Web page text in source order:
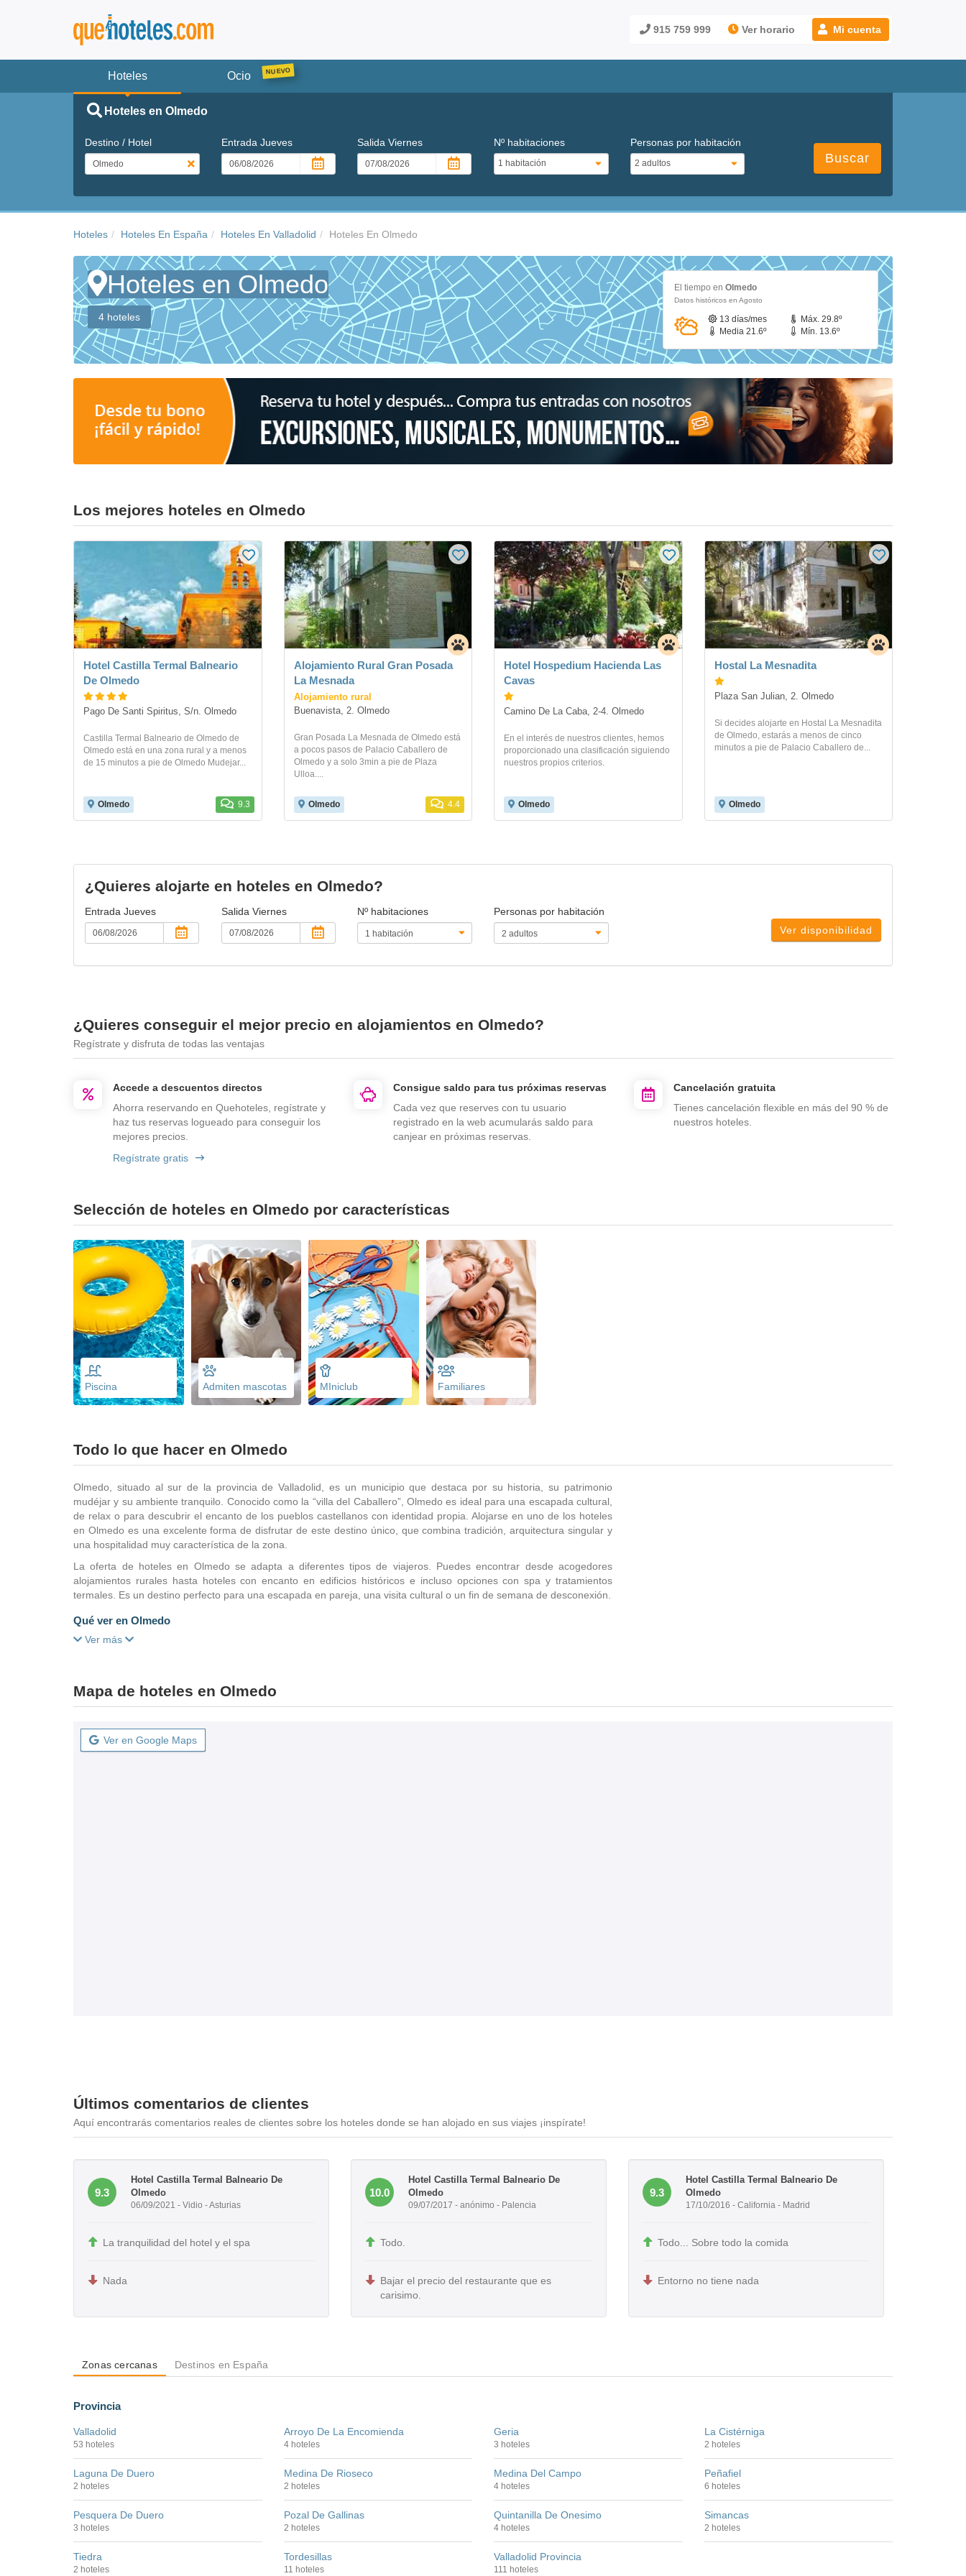
915 759 999 Ver horario Mi cuenta
Hoteles Ocio
Hoteles en Olmedo
Destino / Hotel Entrada Jueves SalidaViernes Nº habitaciones Personas por habitación
Buscar
Hoteles Hoteles En España Hoteles En Valladolid Hoteles En Olmedo
Hoteles en Olmedo
4 hoteles
El tiempo en Olmedo
Datos históricos en Agosto
13 días/mes
Máx. 29.8º
Media 21.6º
Mín. 13.6º
Los mejores hoteles en Olmedo
Hotel Castilla Termal Balneario
De Olmedo
Pago De Santi Spiritus, S/n. Olmedo
Castilla Termal Balneario de Olmedo de
Olmedo está en una zona rural y a menos
de 15 minutos a pie de Olmedo Mudejar...
Olmedo 9.3
Alojamiento Rural Gran Posada
La Mesnada
Alojamiento rural
Buenavista, 2. Olmedo
Gran Posada La Mesnada de Olmedo está
a pocos pasos de Palacio Caballero de
Olmedo y a solo 3min a pie de Plaza
Ulloa....
Olmedo 4.4
Hotel Hospedium Hacienda Las
Cavas
Camino De La Caba, 2-4. Olmedo
En el interés de nuestros clientes, hemos
proporcionado una clasificación siguiendo
nuestros propios criterios.
Olmedo
Hostal La Mesnadita
Plaza San Julian, 2. Olmedo
Si decides alojarte en Hostal La Mesnadita
de Olmedo, estarás a menos de cinco
minutos a pie de Palacio Caballero de...
Olmedo
¿Quieres alojarte en hoteles en Olmedo?
Entrada Jueves Salida Viernes Nº habitaciones
Personas por habitación
Ver disponibilidad
¿Quieres conseguir el mejor precio en alojamientos en Olmedo?
Regístrate y disfruta de todas las ventajas
Accede a descuentos directos
Ahorra reservando en Quehoteles, regístrate y
haz tus reservas logueado para conseguir los
mejores precios.
Regístrate gratis
Consigue saldo para tus próximas reservas
Cada vez que reserves con tu usuario
registrado en la web acumularás saldo para
canjear en próximas reservas.
Cancelación gratuita
Tienes cancelación flexible en más del 90 % de
nuestros hoteles.
Selección de hoteles en Olmedo por características
Piscina Admiten mascotas MIniclub Familiares
Todo lo que hacer en Olmedo
Olmedo, situado al sur de la provincia de Valladolid, es un municipio que destaca por su historia, su patrimonio
mudéjar y su ambiente tranquilo. Conocido como la “villa del Caballero”, Olmedo es ideal para una escapada cultural,
de relax o para descubrir el encanto de los pueblos castellanos con identidad propia. Alojarse en uno de los hoteles
en Olmedo es una excelente forma de disfrutar de este destino único, que combina tradición, arquitectura singular y
una hospitalidad muy característica de la zona.
La oferta de hoteles en Olmedo se adapta a diferentes tipos de viajeros. Puedes encontrar desde acogedores
alojamientos rurales hasta hoteles con encanto en edificios históricos e incluso opciones con spa y tratamientos
termales. Es un destino perfecto para una escapada en pareja, una visita cultural o un fin de semana de desconexión.
Qué ver en Olmedo
Ver más
Mapa de hoteles en Olmedo
Ver en Google Maps
Últimos comentarios de clientes
Aquí encontrarás comentarios reales de clientes sobre los hoteles donde se han alojado en sus viajes ¡inspírate!
9.3
Hotel Castilla Termal Balneario De
Olmedo
06/09/2021 - Vidio - Asturias
La tranquilidad del hotel y el spa
Nada
10.0
Hotel Castilla Termal Balneario De
Olmedo
09/07/2017 - anónimo - Palencia
Todo.
Bajar el precio del restaurante que es
carisimo.
9.3
Hotel Castilla Termal Balneario De
Olmedo
17/10/2016 - California - Madrid
Todo... Sobre todo la comida
Entorno no tiene nada
Zonas cercanas Destinos en España
Provincia
Valladolid
53 hoteles
Arroyo De La Encomienda
4 hoteles
Geria
3 hoteles
La Cistérniga
2 hoteles
Laguna De Duero
2 hoteles
Medina De Rioseco
2 hoteles
Medina Del Campo
4 hoteles
Peñafiel
6 hoteles
Pesquera De Duero
3 hoteles
Pozal De Gallinas
2 hoteles
Quintanilla De Onesimo
4 hoteles
Simancas
2 hoteles
Tiedra
2 hoteles
Tordesillas
11 hoteles
Valladolid Provincia
111 hoteles